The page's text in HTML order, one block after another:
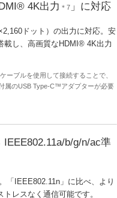
4K出力 ＊7 」に対応
ドット）の出力に対応。安
載し、高画質なHDMI® 4K出力
ーブルを使用して接続することで、
属のUSB Type-C™アダプターが必要
b/g/n/ac準
「IEEE802.11n」に比べ、より
レスなく通信可能です。